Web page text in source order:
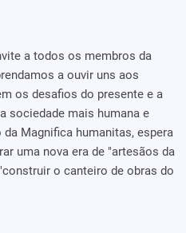
a todos os membros da
a ouvir uns aos
os desafios do presente e a
sociedade mais humana e
Magnifica humanitas, espera
uma nova era de "artesãos da
o canteiro de obras do